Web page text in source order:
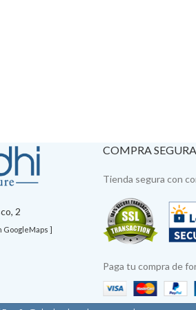
2
GoogleMaps ]
COMPRA SEGURA
Tienda segura con
Paga tu compra de